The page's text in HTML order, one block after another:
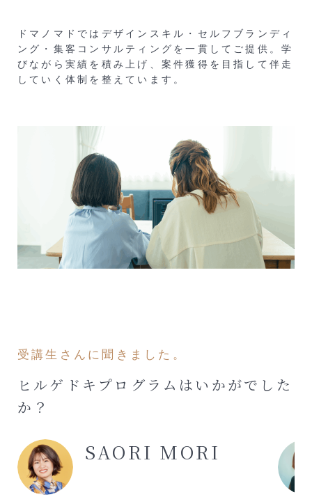
ドマノマドではデザインスキル・セルフブランディ
ング・集客コンサルティングを一貫してご提供。学
びながら実績を積み上げ、案件獲得を目指して伴走
していく体制を整えています。
受講生さんに聞きました。
ヒルゲドキプログラムはいかがでした
か？
SAORI MORI